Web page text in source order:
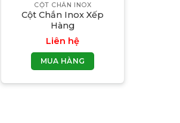
CỘT CHẮN INOX
Cột Chắn Inox Xếp
Hàng
Liên hệ
MUA HÀNG